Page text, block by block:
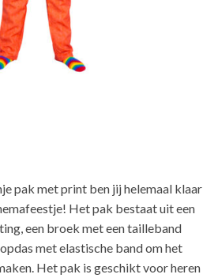
pak met print ben jij helemaal klaar
Het pak bestaat uit een
een broek met een tailleband
met elastische band om het
Het pak is geschikt voor heren